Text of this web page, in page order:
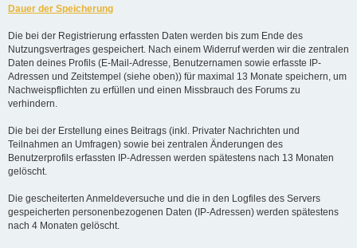
Dauer der Speicherung
Die bei der Registrierung erfassten Daten werden bis zum Ende des
Nutzungsvertrages gespeichert. Nach einem Widerruf werden wir die zentralen
Daten deines Profils (E-Mail-Adresse, Benutzernamen sowie erfasste IP-
Adressen und Zeitstempel (siehe oben)) für maximal 13 Monate speichern, um
Nachweispflichten zu erfüllen und einen Missbrauch des Forums zu
verhindern.
Die bei der Erstellung eines Beitrags (inkl. Privater Nachrichten und
Teilnahmen an Umfragen) sowie bei zentralen Änderungen des
Benutzerprofils erfassten IP-Adressen werden spätestens nach 13 Monaten
gelöscht.
Die gescheiterten Anmeldeversuche und die in den Logfiles des Servers
gespeicherten personenbezogenen Daten (IP-Adressen) werden spätestens
nach 4 Monaten gelöscht.